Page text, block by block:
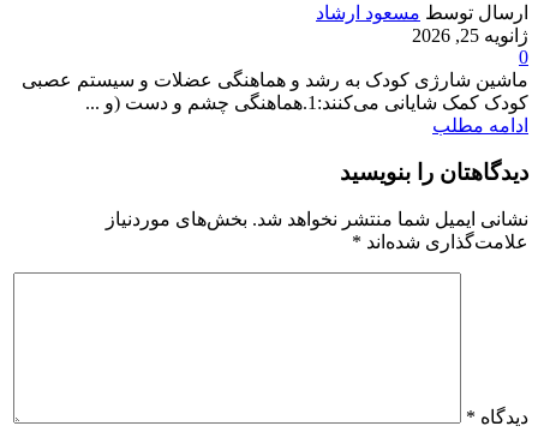
ارسال توسط مسعود ارشاد
ژانویه 25, 2026
0
ماشین شارژی کودک به رشد و هماهنگی عضلات و سیستم عصبی
کودک کمک شایانی می‌کنند:1.هماهنگی چشم و دست (و ...
ادامه مطلب
دیدگاهتان را بنویسید
نشانی ایمیل شما منتشر نخواهد شد. بخش‌های موردنیاز
علامت‌گذاری شده‌اند *
دیدگاه *